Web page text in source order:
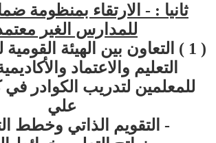
ثانيا : - الارتقاء بمنظومة
للمدارس الغير
( 1 ) التعاون بين الهيئة
التعليم والاعتماد
للمعلمين لتدريب الكوادر
علي
- التقويم الذاتي وخطط